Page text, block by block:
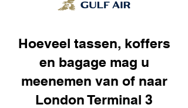
Hoeveel tassen, koffers
en bagage mag u
meenemen van of naar
London Terminal 3